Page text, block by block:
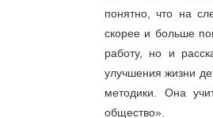
понятно, что на
скорее и больше
работу, но и
улучшения жизни
методики. Она
общество».